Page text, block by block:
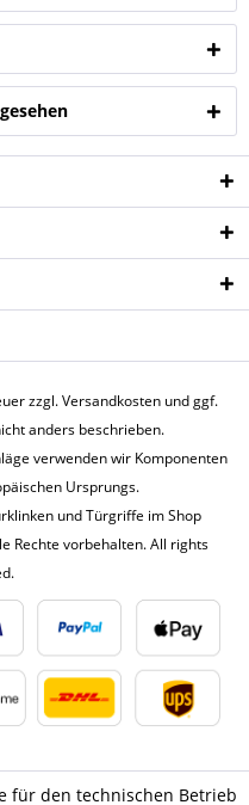
zzgl.Versandkosten und ggf.
anders beschrieben.
verwenden wir Komponenten
Ursprungs.
und Türgriffe im Shop
Rechte vorbehalten. All rights
für den technischen Betrieb